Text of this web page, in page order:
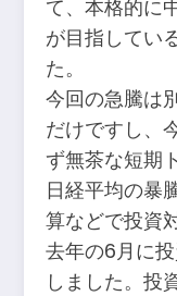
て、本格的に
が目指してい
た。
今回の急騰は
だけですし、
ず無茶な短期
日経平均の暴
算などで投資
去年の6月に
しました。投